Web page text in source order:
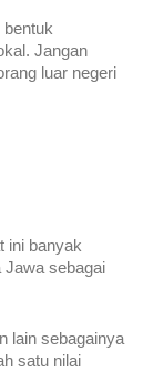
Jangan
luar negeri
ini banyak
Jawa sebagai
lain sebagainya
satu nilai